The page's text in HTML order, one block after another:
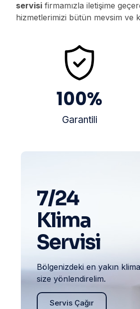
servisi firmamızla iletişime
hizmetlerimizi bütün mevsim ve
100%
Garantili
7/24
Klima
Servisi
Bölgenizdeki en yakın
size yönlendirelim.
Servis Çağır